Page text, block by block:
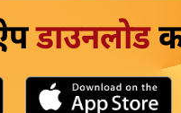
डाउनलोड